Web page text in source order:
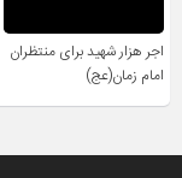
اجر هزار شهید برای منتظران
امام زمان(عج)